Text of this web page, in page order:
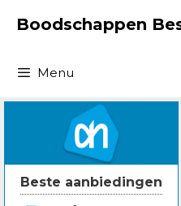
naarBoodschappen
Menu
Beste aanbiedingen